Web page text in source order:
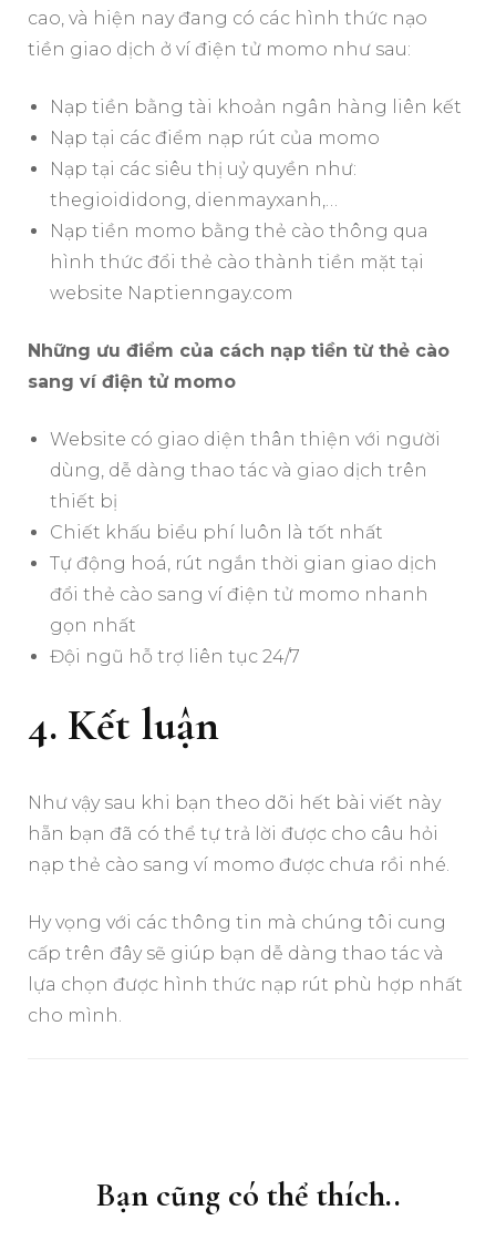
cao, và hiện nay đang có các hình thức nạo
tiền giao dịch ở ví điện tử momo như sau:
Nạp tiền bằng tài khoản ngân hàng liên kết
Nạp tại các điểm nạp rút của momo
Nạp tại các siêu thị uỷ quyền như:
thegioididong, dienmayxanh,…
Nạp tiền momo bằng thẻ cào thông qua
hình thức đổi thẻ cào thành tiền mặt tại
website Naptienngay.com
Những ưu điểm của cách nạp tiền từ thẻ cào
sang ví điện tử momo
Website có giao diện thân thiện với người
dùng, dễ dàng thao tác và giao dịch trên
thiết bị
Chiết khấu biểu phí luôn là tốt nhất
Tự động hoá, rút ngắn thời gian giao dịch
đổi thẻ cào sang ví điện tử momo nhanh
gọn nhất
Đội ngũ hỗ trợ liên tục 24/7
4. Kết luận
Như vậy sau khi bạn theo dõi hết bài viết này
hẵn bạn đã có thể tự trả lời được cho câu hỏi
nạp thẻ cào sang ví momo được chưa rồi nhé.
Hy vọng với các thông tin mà chúng tôi cung
cấp trên đây sẽ giúp bạn dễ dàng thao tác và
lựa chọn được hình thức nạp rút phù hợp nhất
cho mình.
Bạn cũng có thể thích..